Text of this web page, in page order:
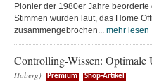
Pionier der 1980er Jahre
Stimmen wurden laut, das Home
zusammengebrochen... mehr lesen
Controlling-Wissen: Optimale
Hoberg)
Premium Shop-Artikel